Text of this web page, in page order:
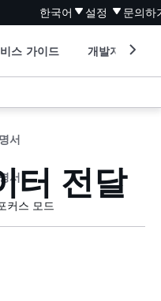
한국어 설정 문의하
스 가이드 개발자 도구
서
서터 전달
커스 모드